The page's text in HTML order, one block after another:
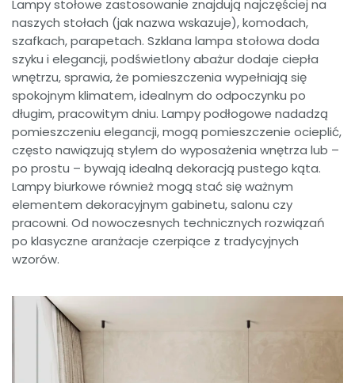
Lampy stołowe zastosowanie znajdują najczęściej na
naszych stołach (jak nazwa wskazuje), komodach,
szafkach, parapetach. Szklana lampa stołowa doda
szyku i elegancji, podświetlony abażur dodaje ciepła
wnętrzu, sprawia, że pomieszczenia wypełniają się
spokojnym klimatem, idealnym do odpoczynku po
długim, pracowitym dniu. Lampy podłogowe nadadzą
pomieszczeniu elegancji, mogą pomieszczenie ocieplić,
często nawiązują stylem do wyposażenia wnętrza lub –
po prostu – bywają idealną dekoracją pustego kąta.
Lampy biurkowe również mogą stać się ważnym
elementem dekoracyjnym gabinetu, salonu czy
pracowni. Od nowoczesnych technicznych rozwiązań
po klasyczne aranżacje czerpiące z tradycyjnych
wzorów.